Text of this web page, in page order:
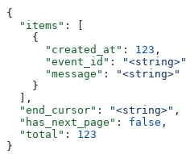
{
  "items"
: [
    {
      "created_at"
: 123 ,
      "event_id"
: "<string>"
      "message"
:
"<string>"
    }
  ],
  "end_cursor"
: "<string>" ,
  "has_next_page"
: false ,
  "total"
: 123
}